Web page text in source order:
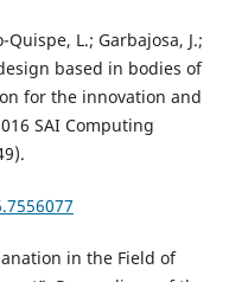
L.; Garbajosa, J.;
based in bodies of
for the innovation and
SAI Computing
in the Field of